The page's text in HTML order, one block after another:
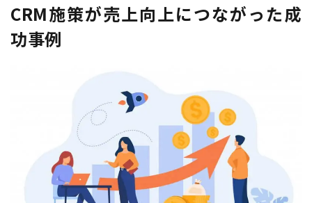
CRM施策が売上向上につながった成
功事例